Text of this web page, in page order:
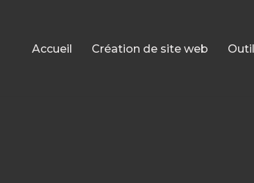
Accueil Création de site web